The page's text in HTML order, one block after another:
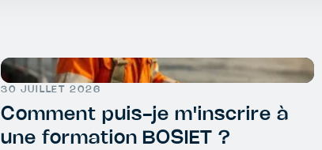
30 JUILLET 2026
Comment puis-je m'inscrire à
une formation BOSIET ?